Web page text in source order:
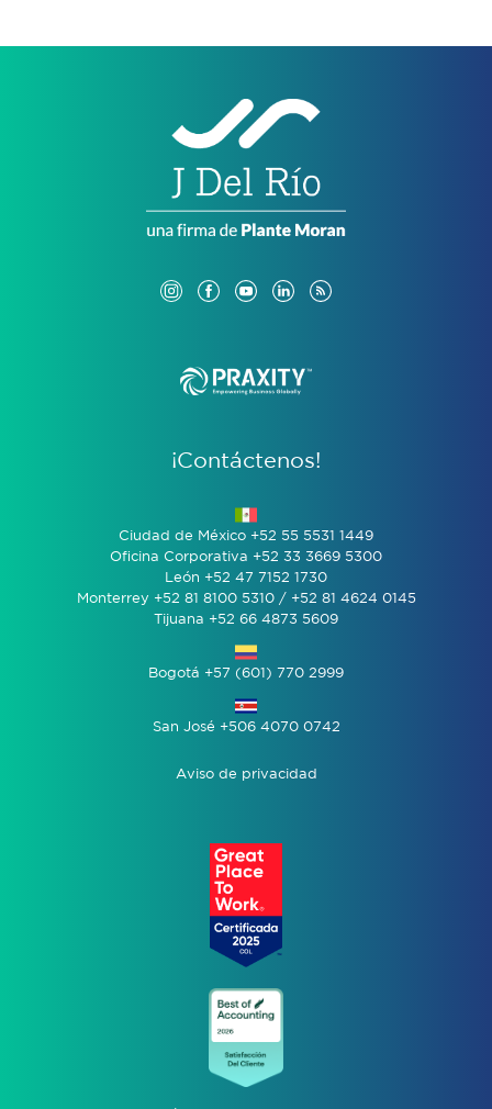
¡Contáctenos!
Ciudad de México +52 55 5531 1449
Oficina Corporativa +52 33 3669 5300
León +52 47 7152 1730
Monterrey +52 81 8100 5310 / +52 81 4624 0145
Tijuana +52 66 4873 5609
Bogotá +57 (601) 770 2999
San José +506 4070 0742
Aviso de privacidad